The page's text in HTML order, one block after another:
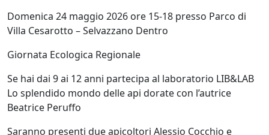
Domenica 24 maggio 2026 ore 15-18 presso Parco di
Villa Cesarotto – Selvazzano Dentro
Giornata Ecologica Regionale
Se hai dai 9 ai 12 anni partecipa al laboratorio LIB&LAB
Lo splendido mondo delle api dorate con l’autrice
Beatrice Peruffo
Saranno presenti due apicoltori Alessio Cocchio e